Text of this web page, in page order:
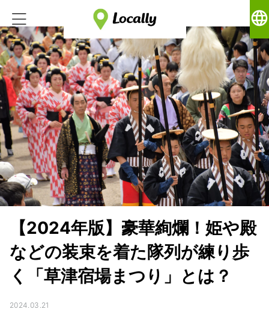
language
【2024年版】豪華絢爛！姫や殿
などの装束を着た隊列が練り歩
く「草津宿場まつり」とは？
2024.03.21